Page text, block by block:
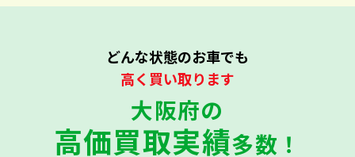
どんな状態のお車でも
高く買い取ります
大阪府の
高価買取実績多数！